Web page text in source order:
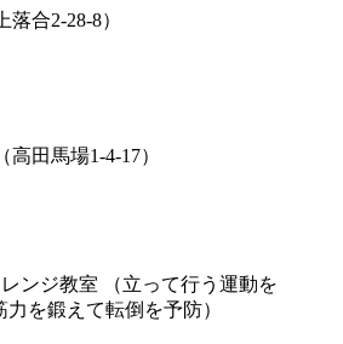
落合2-28-8）
田馬場1-4-17）
ンジ教室 （立って行う運動を
を鍛えて転倒を予防）